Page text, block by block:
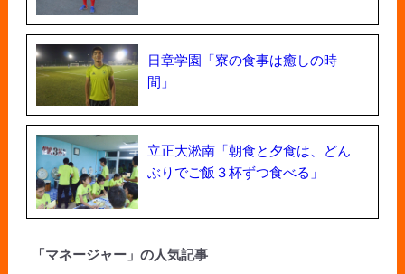
日章学園「寮の食事は癒しの時
間」
立正大淞南「朝食と夕食は、どん
ぶりでご飯３杯ずつ食べる」
「マネージャー」の人気記事